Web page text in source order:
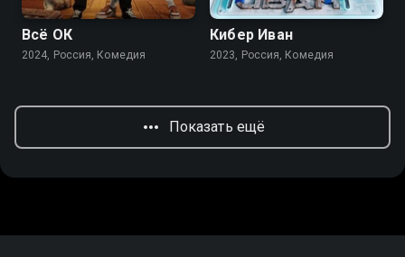
Всё ОК
2024, Россия, Комедия
Кибер Иван
2023, Россия, Комедия
Показать ещё